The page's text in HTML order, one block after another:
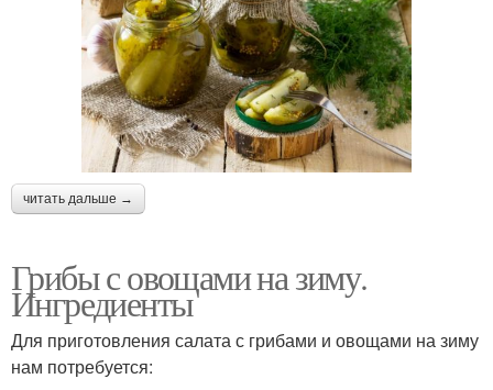
читать дальше →
Грибы с овощами на зиму.
Ингредиенты
Для приготовления салата с грибами и овощами на зиму
нам потребуется: